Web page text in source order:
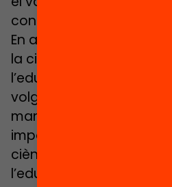
contribució a l’objectiu
En aquest sentit, seria
la ciència pretengui
l’educació. De fet, per
volgués, no ho podria
manera efectiva,
importants limitacions.
ciència no pot decidir
l’educació.